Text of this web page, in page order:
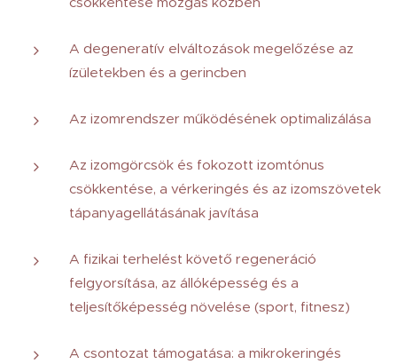
A degeneratív elváltozások megelőzése az
ízületekben és a gerincben
Az izomrendszer működésének optimalizálása
Az izomgörcsök és fokozott izomtónus
csökkentése, a vérkeringés és az izomszövetek
tápanyagellátásának javítása
A fizikai terhelést követő regeneráció
felgyorsítása, az állóképesség és a
teljesítőképesség növelése (sport, fitnesz)
A csontozat támogatása: a mikrokeringés